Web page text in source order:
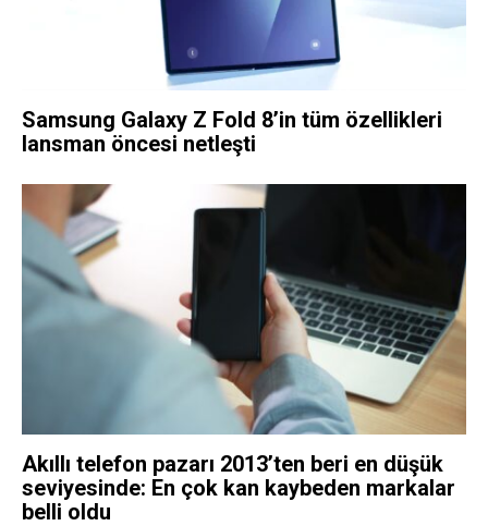
Samsung Galaxy Z Fold 8’in tüm özellikleri
lansman öncesi netleşti
Akıllı telefon pazarı 2013’ten beri en düşük
seviyesinde: En çok kan kaybeden markalar
belli oldu